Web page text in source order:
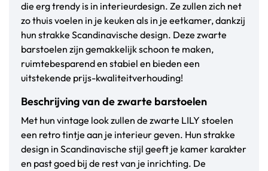
die erg trendy is in interieurdesign. Ze zullen zich net
zo thuis voelen in je keuken als in je eetkamer, dankzij
hun strakke Scandinavische design. Deze zwarte
barstoelen zijn gemakkelijk schoon te maken,
ruimtebesparend en stabiel en bieden een
uitstekende prijs-kwaliteitverhouding!
Beschrijving van de zwarte barstoelen
Met hun vintage look zullen de zwarte LILY stoelen
een retro tintje aan je interieur geven. Hun strakke
design in Scandinavische stijl geeft je kamer karakter
en past goed bij de rest van je inrichting. De